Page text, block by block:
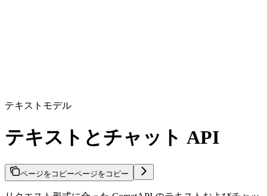
テキストモデル
テキストとチャット API
ページをコピーページをコピー